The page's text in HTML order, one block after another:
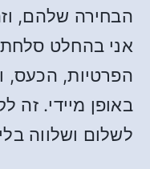
הבחירה שלהם,
אני בהחלט
הפרטיות, הכעס,
באופן מיידי. זה
לשלום ושלווה